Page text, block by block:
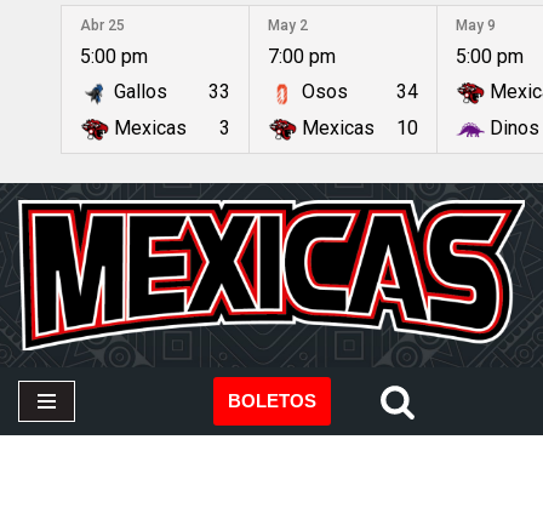
contenido
Abr 25
5:00 pm
Gallos
33
Mexicas
3
May 2
7:00 pm
Osos
34
Mexicas
10
May 9
5:00 pm
Dinos
BOLETOS